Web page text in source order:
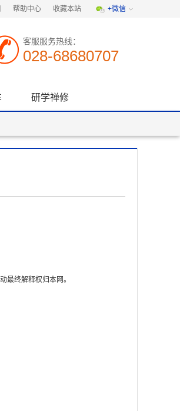
帮助中心 收藏本站 +微信
客服服务热线：
028-68680707
研学禅修
最终解释权归本网。